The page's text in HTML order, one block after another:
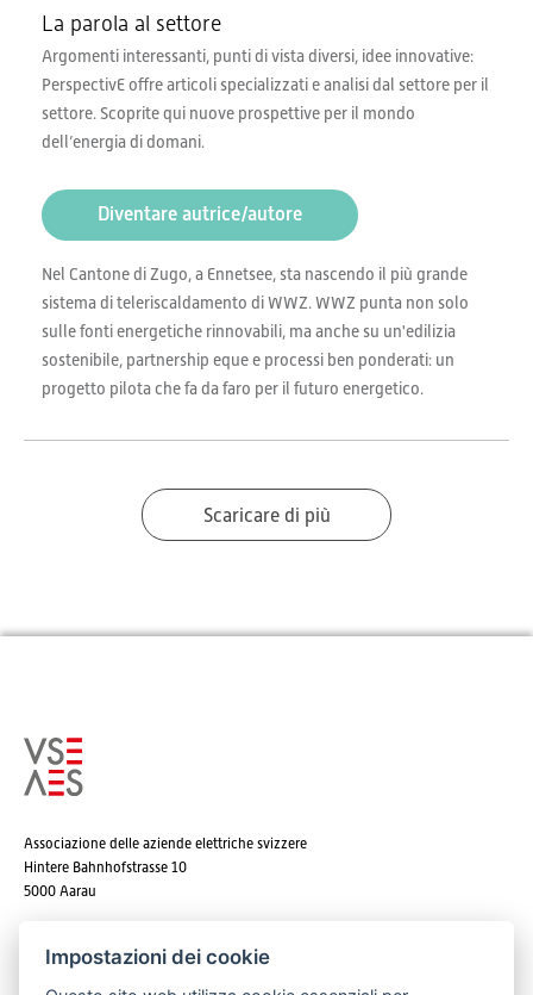
La parola al settore
Argomenti interessanti, punti di vista diversi, idee innovative:
PerspectivE offre articoli specializzati e analisi dal settore per il
settore. Scoprite qui nuove prospettive per il mondo
dell’energia di domani.
Diventare autrice/autore
Nel Cantone di Zugo, a Ennetsee, sta nascendo il più grande
sistema di teleriscaldamento di WWZ. WWZ punta non solo
sulle fonti energetiche rinnovabili, ma anche su un'edilizia
sostenibile, partnership eque e processi ben ponderati: un
progetto pilota che fa da faro per il futuro energetico.
Scaricare di più
Associazione delle aziende elettriche svizzere
Hintere Bahnhofstrasse 10
5000 Aarau
E-mail: info@strom.ch
Impostazioni dei cookie